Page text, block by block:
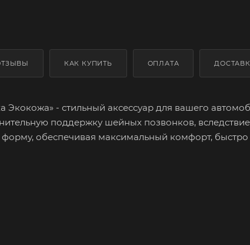
КАК КУПИТЬ ОПЛАТА
- стильный аксессуар для вашего
поддержку шейных позвонков,
обеспечивая максимальный комфорт, быстро